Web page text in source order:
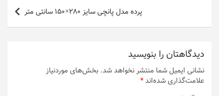
پرده مدل پانچی سایز 280×150 سانتی متر
دیدگاهتان را بنویسید
نشانی ایمیل شما منتشر نخواهد شد. بخش‌های موردنیاز
علامت‌گذاری شده‌اند*